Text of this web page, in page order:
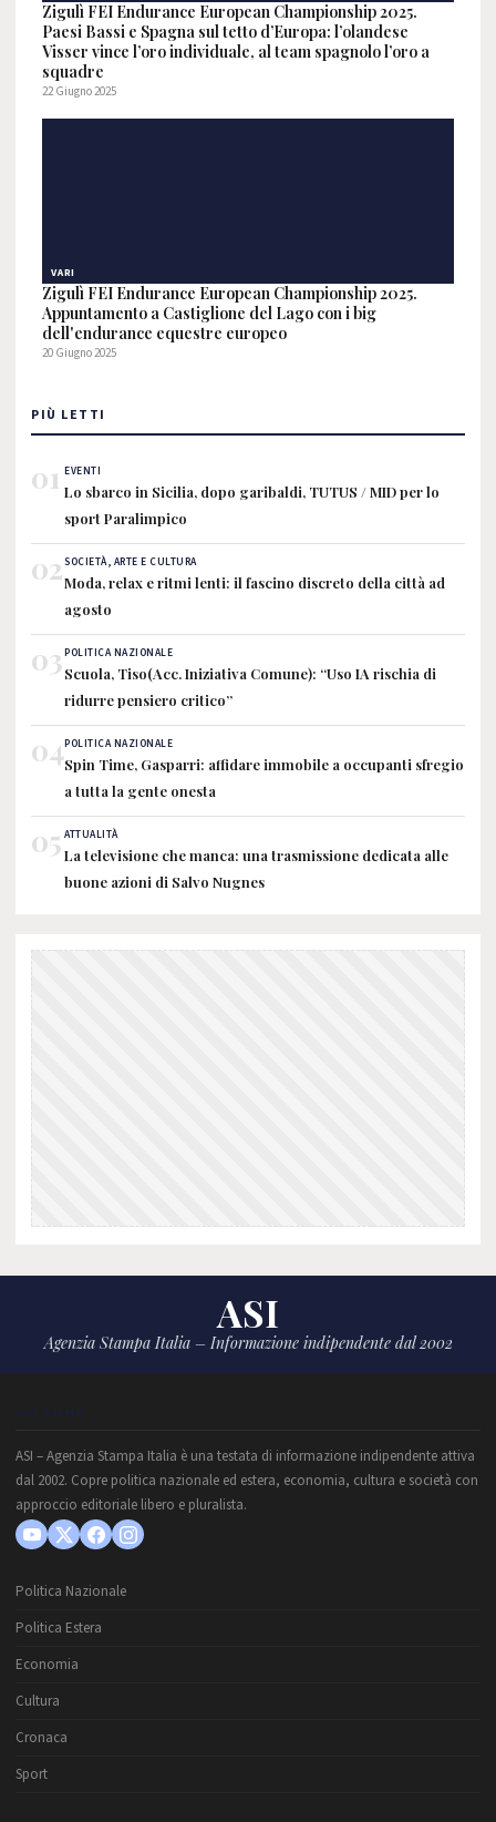
Zigulì FEI Endurance European Championship 2025.
Paesi Bassi e Spagna sul tetto d’Europa: l’olandese
Visser vince l’oro individuale, al team spagnolo l’oro a
squadre
22 Giugno 2025
VARI
Zigulì FEI Endurance European Championship 2025.
Appuntamento a Castiglione del Lago con i big
dell'endurance equestre europeo
20 Giugno 2025
PIÙ LETTI
01 EVENTI
Lo sbarco in Sicilia, dopo garibaldi, TUTUS / MID per lo
sport Paralimpico
02SOCIETÀ, ARTE E CULTURA
Moda, relax e ritmi lenti: il fascino discreto della città ad
agosto
03POLITICA NAZIONALE
Scuola, Tiso(Acc. Iniziativa Comune): “Uso IA rischia di
ridurre pensiero critico”
04POLITICA NAZIONALE
Spin Time, Gasparri: affidare immobile a occupanti sfregio
a tutta la gente onesta
05 ATTUALITÀ
La televisione che manca: una trasmissione dedicata alle
buone azioni di Salvo Nugnes
ASI
Agenzia Stampa Italia – Informazione indipendente dal 2002
CHI SIAMO
ASI – Agenzia Stampa Italia è una testata di informazione indipendente attiva
dal 2002. Copre politica nazionale ed estera, economia, cultura e società con
approccio editoriale libero e pluralista.
Politica Nazionale
Politica Estera
Economia
Cultura
Cronaca
Sport